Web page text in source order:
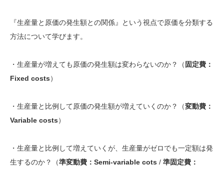
『生産量と原価の発生額との関係』という視点で原価を分類する
方法について学びます。
・生産量が増えても原価の発生額は変わらないのか？（ 固定費：
Fixed costs）
・生産量と比例して原価の発生額が増えていくのか？（変動費：
Variable costs）
・生産量と比例して増えていくが、生産量がゼロでも一定額は発
生するのか？（準変動費：Semi-variable cots / 準固定費：